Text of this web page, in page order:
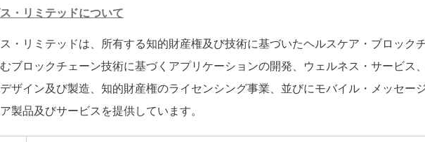
・リミテッドについて
・リミテッドは、所有する知的財産権及び技術に基づいたヘルスケア・ブロック
ブロックチェーン技術に基づくアプリケーションの開発、ウェルネス・サービス
ザイン及び製造、知的財産権のライセンシング事業、並びにモバイル・メッセー
製品及びサービスを提供しています。